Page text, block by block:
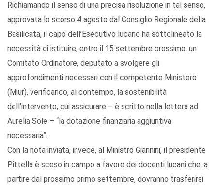
Richiamando il senso di una precisa risoluzione in tal senso,
approvata lo scorso 4 agosto dal Consiglio Regionale della
Basilicata, il capo dell’Esecutivo lucano ha sottolineato la
necessità di istituire, entro il 15 settembre prossimo, un
Comitato Ordinatore, deputato a svolgere gli
approfondimenti necessari con il competente Ministero
(Miur), verificando, al contempo, la sostenibilità
dell’intervento, cui assicurare – è scritto nella lettera ad
Aurelia Sole – “la dotazione finanziaria aggiuntiva
necessaria”.
Con la nota inviata, invece, al Ministro Giannini, il presidente
Pittella è sceso in campo a favore dei docenti lucani che, a
partire dal prossimo primo settembre, dovranno trasferirsi